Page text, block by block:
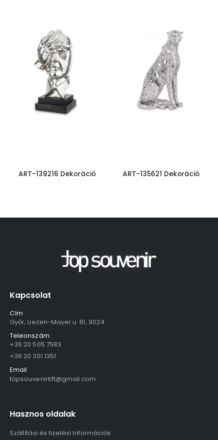
ART-139216 Dekoráció ART-135621 Dekoráció
Kapcsolat
Cím
Győr, Liezen-Mayer u. 81, 9024
Teleonszám
+36 20 505 7583
+36 20 351 1351
Email
topsouvenirkft@gmail.com
Hasznos oldalak
Szállítási és fizetési Információk